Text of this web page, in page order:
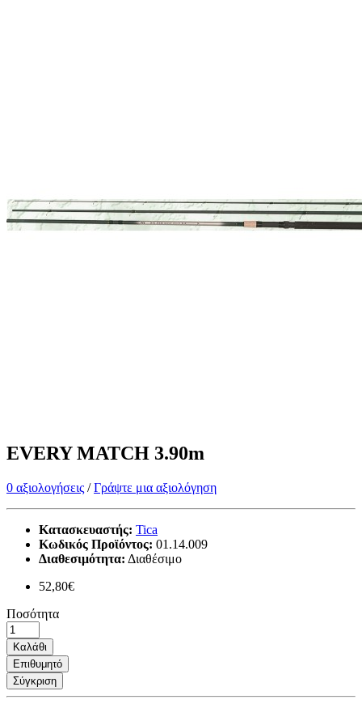
EVERY MATCH 3.90m
0 αξιολογήσεις /Γράψτε μια αξιολόγηση
Κατασκευαστής: Tica
Κωδικός Προϊόντος: 01.14.009
Διαθεσιμότητα: Διαθέσιμο
52,80€
Ποσότητα
Καλάθι
Επιθυμητό
Σύγκριση